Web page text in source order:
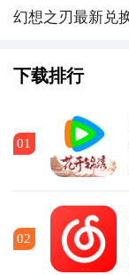
幻想之刃最新兑
下载排行
01
02